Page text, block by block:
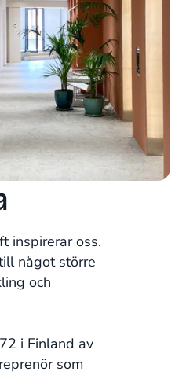
inspirerar oss.
något större
och
i Finland av
som